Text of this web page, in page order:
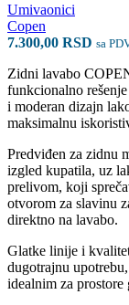
Umivaonici
Copen
7.300,00 RSD sa
Zidni lavabo
funkcionalno
i moderan dizajn
maksimalnu
Predviđen za zidnu
izgled kupatila, uz
prelivom, koji
otvorom za slavinu
direktno na lavabo.
Glatke linije i
dugotrajnu
idealnim za prostore